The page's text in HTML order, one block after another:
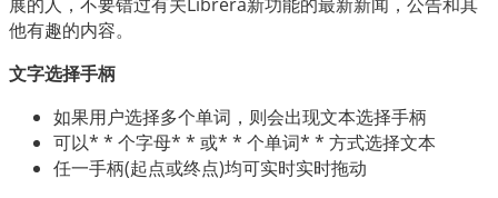
他有趣的内容。
文字选择手柄
如果用户选择多个单词，则会出现文本选择手柄
可以* * 个字母* * 或* * 个单词* * 方式选择文本
任一手柄(起点或终点)均可实时实时拖动